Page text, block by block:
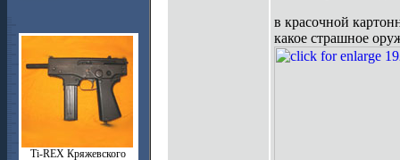
Ti-REX Кряжевского
в красочной
какое страшное